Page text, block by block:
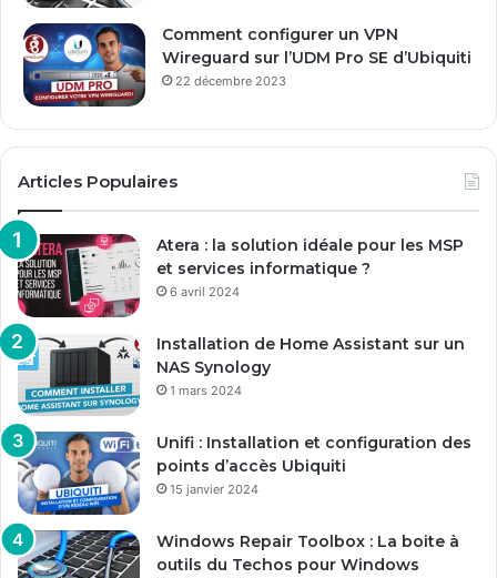
Comment configurer un VPN
Wireguard sur l’UDM Pro SE d’Ubiquiti
22 décembre 2023
Articles Populaires
Atera : la solution idéale pour les MSP
et services informatique ?
6 avril 2024
Installation de Home Assistant sur un
NAS Synology
1 mars 2024
Unifi : Installation et configuration des
points d’accès Ubiquiti
15 janvier 2024
Windows Repair Toolbox : La boite à
outils du Techos pour Windows